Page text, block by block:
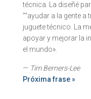
técnica. La diseñé
”“ayudar a la gente
juguete técnico. La
apoyar y mejorar la
el mundo».
— Tim Berners-Lee
Próxima frase »